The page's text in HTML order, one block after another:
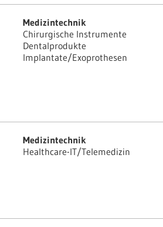
Medizintechnik
Chirurgische Instrumente
Dentalprodukte
Implantate/Exoprothesen
Medizintechnik
Healthcare-IT/Telemedizin